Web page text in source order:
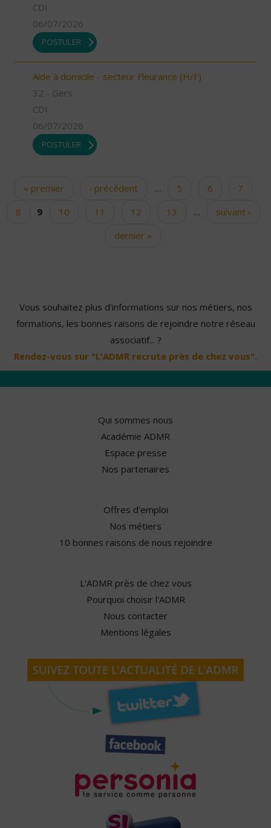
CDI
06/07/2026
POSTULER
Aide à domicile - secteur Fleurance (H/F)
32 - Gers
CDI
06/07/2026
POSTULER
Pages« premier ‹ précédent … 5 6
7
8
9 10 11 12 13 …
suivant ›
dernier »
Vous souhaitez plus d'informations sur nos métiers, nos
formations, les bonnes raisons de rejoindre notre réseau
associatif... ?
Rendez-vous sur "L'ADMR recrute près de chez vous".
Qui sommes nous
Académie ADMR
Espace presse
Nos partenaires
Offres d'emploi
Nos métiers
10 bonnes raisons de nous rejoindre
L'ADMR près de chez vous
Pourquoi choisir l'ADMR
Nous contacter
Mentions légales